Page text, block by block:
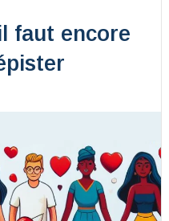
faut encore